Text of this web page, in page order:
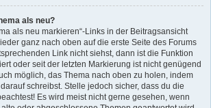
als neu?
als neu markieren“-Links in der Beitragsansicht
ganz nach oben auf die erste Seite des Forums
Link nicht siehst, dann ist die Funktion
oder seit der letzten Markierung ist nicht genügend
möglich, das Thema nach oben zu holen, indem
schreibst. Stelle jedoch sicher, dass du die
Es wird meist nicht gerne gesehen, wenn